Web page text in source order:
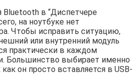
Bluetooth в “Диспетчере
на ноутбуке нет
Чтобы исправить ситуацию,
или внутренний модуль
практически в каждом
Большинство выбирает именно
он просто вставляется в USB-